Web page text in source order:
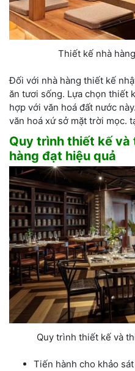
Thiết kế nhà
Đối với nhà hàng thiết kế
ăn tươi sống. Lựa chọn thiết
hợp với văn hoá đất nước
văn hoá xứ sở mặt trời mọc.
Quy trình thiết kế và
hàng đạt hiệu quả
Quy trình thiết kế và
Tiến hành cho khảo